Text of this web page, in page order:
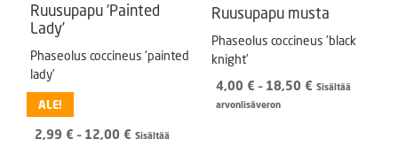
Ruusupapu ’Painted
Lady’
Phaseolus coccineus ’painted
lady’
ALE!
2,99 € – 12,00 € Hintaluokka:
Sisältää
Ruusupapu musta
Phaseolus coccineus ’black
knight’
4,00 € – 18,50 € Hintaluokka:
Sisältää
arvonlisäveron